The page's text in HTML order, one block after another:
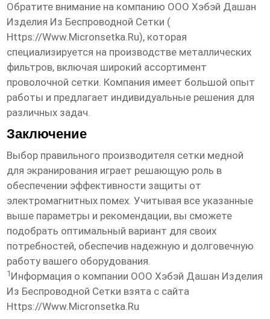
Обратите внимание на компанию ООО Хэбэй Дашан
Изделия Из Беспроводной Сетки (
Https://www.micronsetka.ru), которая
специализируется на производстве металлических
фильтров, включая широкий ассортимент
проволочной сетки. Компания имеет большой опыт
работы и предлагает индивидуальные решения для
различных задач.
Заключение
Выбор правильного производителя сетки медной
для экранирования играет решающую роль в
обеспечении эффективности защиты от
электромагнитных помех. Учитывая все указанные
выше параметры и рекомендации, вы сможете
подобрать оптимальный вариант для своих
потребностей, обеспечив надежную и долговечную
работу вашего оборудования.
1 Информация о компании ООО Хэбэй Дашан Изделия
Из Беспроводной Сетки взята с сайта
Https://www.micronsetka.ru